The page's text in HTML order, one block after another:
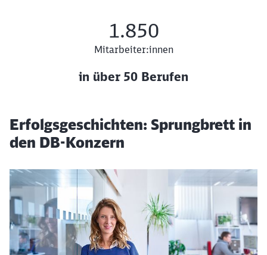
1.850
Mitarbeiter:innen
in über 50 Berufen
25 Jahre Erfahrung DB Zeitarbeit
1850 Mitarbeiter:innen in über 50 Berufen
Erfolgsgeschichten: Sprungbrett in
den DB-Konzern